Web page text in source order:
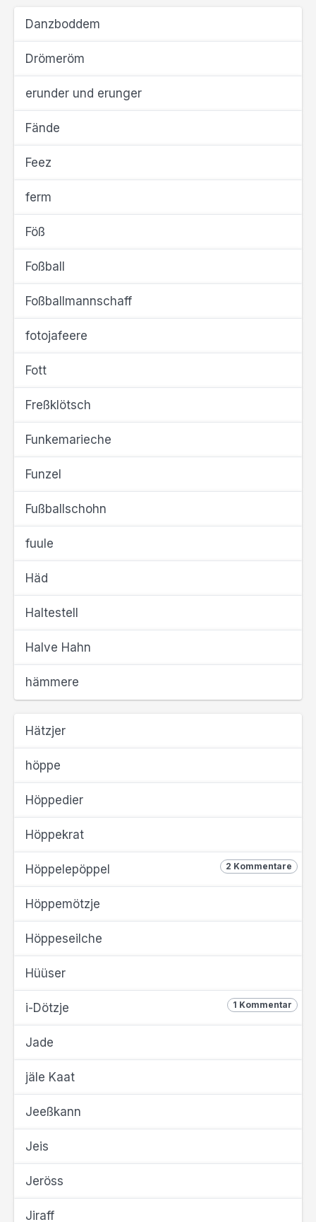
Danzboddem
Drömeröm
erunder und erunger
Fände
Feez
ferm
Föß
Foßball
Foßballmannschaff
fotojafeere
Fott
Freßklötsch
Funkemarieche
Funzel
Fußballschohn
fuule
Häd
Haltestell
Halve Hahn
hämmere
Hätzjer
höppe
Höppedier
Höppekrat
2 Kommentare
Höppelepöppel
Höppemötzje
Höppeseilche
Hüüser
1 Kommentar
i-Dötzje
Jade
jäle Kaat
Jeeßkann
Jeis
Jeröss
Jiraff